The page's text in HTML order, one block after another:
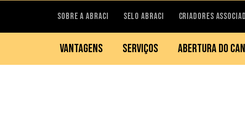
SOBRE A ABRACI SELO ABRACI CRIADORES
VANTAGENS SERVIÇOS ABERTURA DO